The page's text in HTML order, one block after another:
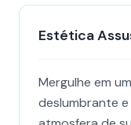
Estética
Mergulhe em
deslumbrante